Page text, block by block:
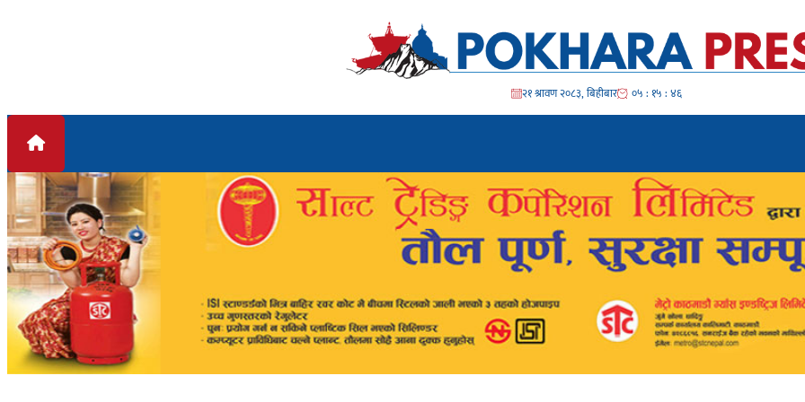
२१ श्रावण २०८३, बिहीबार ०५ : १५ : ४८